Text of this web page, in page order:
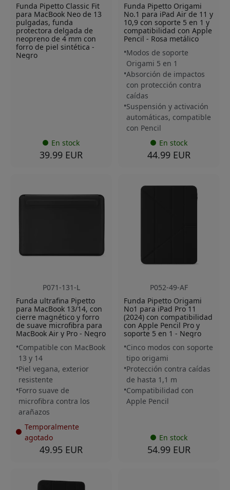
Funda Pipetto Classic Fit
para MacBook Neo de 13
pulgadas, funda
protectora delgada de
neopreno de 4 mm con
forro de piel sintética -
Negro
En stock
39.99 EUR
Funda Pipetto Origami
No.1 para iPad Air de 11 y
10,9 con soporte 5 en 1 y
compatibilidad con Apple
Pencil - Rosa metálico
Modos de soporte
Origami 5 en 1
Absorción de impactos
con protección contra
caídas
Suspensión y activación
automáticas, compatible
con Pencil
En stock
44.99 EUR
P071-131-L
Funda ultrafina Pipetto
para MacBook 13/14, con
cierre magnético y forro
de suave microfibra para
MacBook Air y Pro - Negro
Compatible con MacBook
13 y 14
Piel vegana, exterior
resistente
Forro suave de
microfibra contra los
arañazos
Temporalmente
agotado
49.95 EUR
P052-49-AF
Funda Pipetto Origami
No1 para iPad Pro 11
(2024) con compatibilidad
con Apple Pencil Pro y
soporte 5 en 1 - Negro
Cinco modos con soporte
tipo origami
Protección contra caídas
de hasta 1,1 m
Compatibilidad con
Apple Pencil
En stock
54.99 EUR